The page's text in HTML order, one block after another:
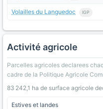
Volailles du Languedoc IGP
Activité agricole
Parcelles agricoles declarees
cadre de la Politique Agricole
83 242,1 ha de surface agricole
Estives et landes